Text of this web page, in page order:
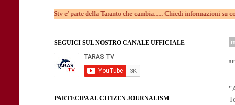
TARAStv e' parte della Taranto che cambia...... Chiedi informazioni su come
SEGUICI SUL NOSTRO CANALE UFFICIALE
PARTECIPA AL CITIZEN JOURNALISM